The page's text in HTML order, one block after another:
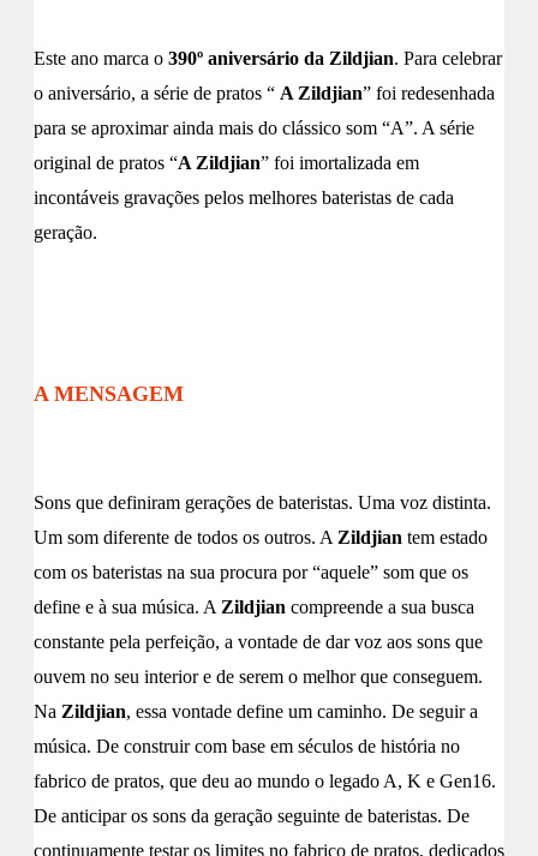
Este ano marca o 390º aniversário da Zildjian. Para celebrar
o aniversário, a série de pratos “ A Zildjian” foi redesenhada
para se aproximar ainda mais do clássico som “A”. A série
original de pratos “A Zildjian” foi imortalizada em
incontáveis gravações pelos melhores bateristas de cada
geração.
A MENSAGEM
Sons que definiram gerações de bateristas. Uma voz distinta.
Um som diferente de todos os outros. A Zildjian tem estado
com os bateristas na sua procura por “aquele” som que os
define e à sua música. A Zildjian compreende a sua busca
constante pela perfeição, a vontade de dar voz aos sons que
ouvem no seu interior e de serem o melhor que conseguem.
Na Zildjian, essa vontade define um caminho. De seguir a
música. De construir com base em séculos de história no
fabrico de pratos, que deu ao mundo o legado A, K e Gen16.
De anticipar os sons da geração seguinte de bateristas. De
continuamente testar os limites no fabrico de pratos, dedicados